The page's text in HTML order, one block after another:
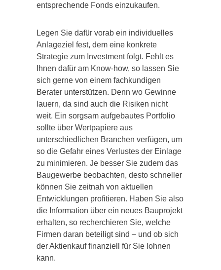
entsprechende Fonds einzukaufen.
Legen Sie dafür vorab ein individuelles
Anlageziel fest, dem eine konkrete
Strategie zum Investment folgt. Fehlt es
Ihnen dafür am Know-how, so lassen Sie
sich gerne von einem fachkundigen
Berater unterstützen. Denn wo Gewinne
lauern, da sind auch die Risiken nicht
weit. Ein sorgsam aufgebautes Portfolio
sollte über Wertpapiere aus
unterschiedlichen Branchen verfügen, um
so die Gefahr eines Verlustes der Einlage
zu minimieren. Je besser Sie zudem das
Baugewerbe beobachten, desto schneller
können Sie zeitnah von aktuellen
Entwicklungen profitieren. Haben Sie also
die Information über ein neues Bauprojekt
erhalten, so recherchieren Sie, welche
Firmen daran beteiligt sind – und ob sich
der Aktienkauf finanziell für Sie lohnen
kann.